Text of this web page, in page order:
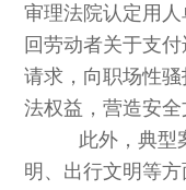
审理法院认定用
回劳动者关于支
请求，向职场性
法权益，营造安全
此外，典型
明、出行文明等